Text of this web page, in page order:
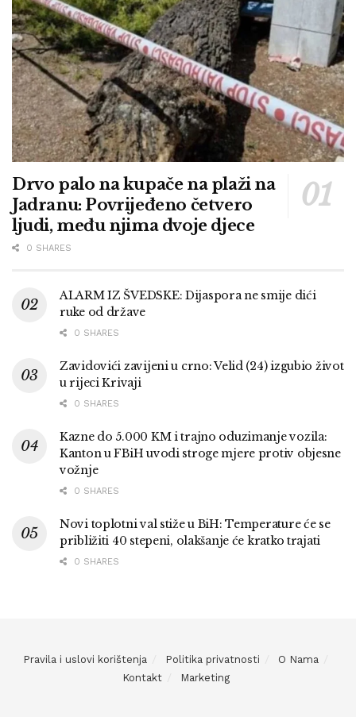
Drvo palo na kupače na plaži na
Jadranu: Povrijeđeno četvero
ljudi, među njima dvoje djece
0 SHARES
ALARM IZ ŠVEDSKE: Dijaspora ne smije dići
ruke od države
0 SHARES
Zavidovići zavijeni u crno: Velid (24) izgubio život
u rijeci Krivaji
0 SHARES
Kazne do 5.000 KM i trajno oduzimanje vozila:
Kanton u FBiH uvodi stroge mjere protiv objesne
vožnje
0 SHARES
Novi toplotni val stiže u BiH: Temperature će se
približiti 40 stepeni, olakšanje će kratko trajati
0 SHARES
Pravila i uslovi korištenja Politika privatnosti
O Nama
Kontakt
Marketing